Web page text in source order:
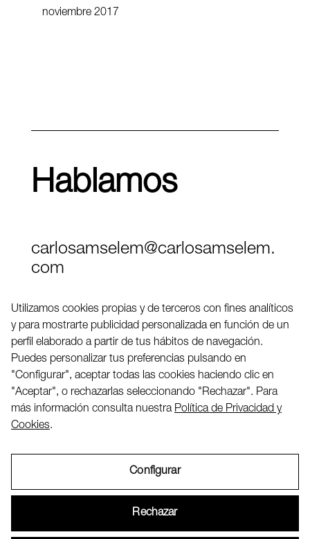
noviembre 2017
Hablamos
carlosamselem@carlosamselem.
com
Twitter
LinkedIN
2026 ©
Utilizamos cookies propias y de terceros con fines analíticos
y para mostrarte publicidad personalizada en función de un
perfil elaborado a partir de tus hábitos de navegación.
Puedes personalizar tus preferencias pulsando en
"Configurar", aceptar todas las cookies haciendo clic en
"Aceptar", o rechazarlas seleccionando "Rechazar". Para
más información consulta nuestra Política de Privacidad y
Cookies.
Configurar
Rechazar
Política de Privacidad y Cookies